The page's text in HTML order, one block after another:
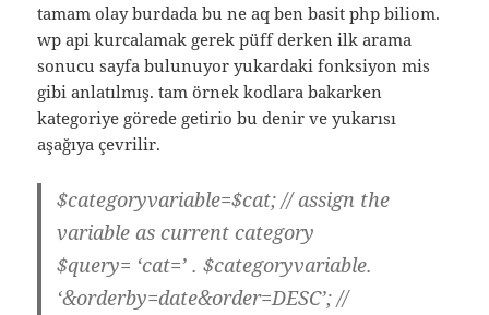
tamam olay burdada bu ne aq ben basit php biliom.
wp api kurcalamak gerek püff derken ilk arama
sonucu sayfa bulunuyor yukardaki fonksiyon mis
gibi anlatılmış. tam örnek kodlara bakarken
kategoriye görede getirio bu denir ve yukarısı
aşağıya çevrilir.
$categoryvariable=$cat; // assign the
variable as current category
$query= ‘cat=’ . $categoryvariable.
‘&orderby=date&order=DESC’; //